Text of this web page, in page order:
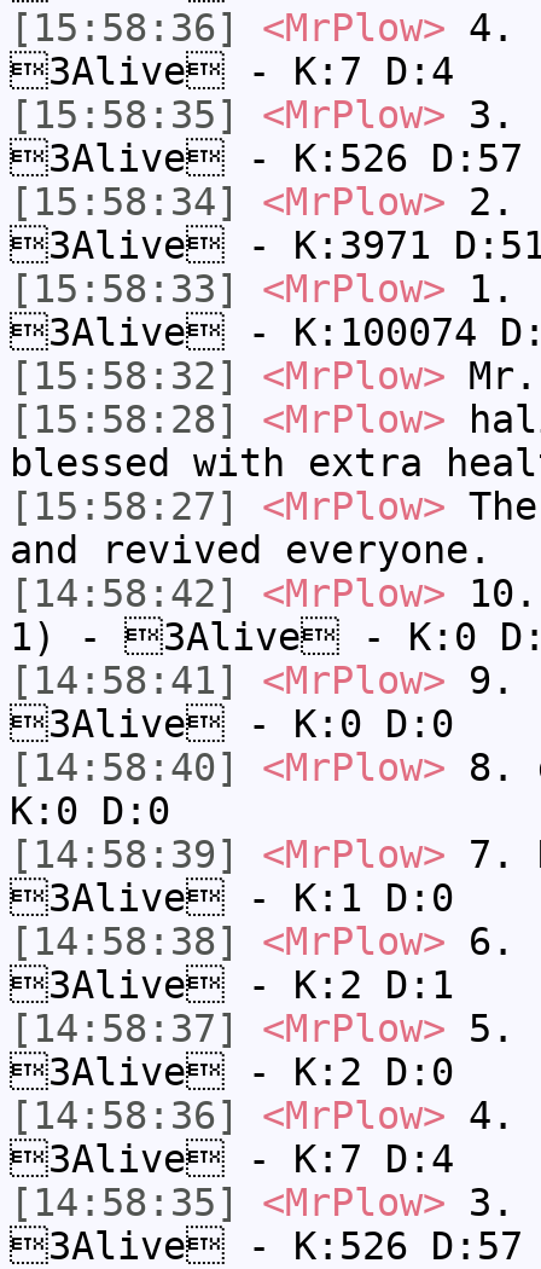
[15:58:36]
<MrPlow> 4.
3Alive - K:7 D:4
[15:58:35]
<MrPlow> 3.
3Alive - K:526 D:57
[15:58:34]
<MrPlow> 2.
3Alive - K:3971
[15:58:33]
<MrPlow> 1.
3Alive - K:100074
[15:58:32]
<MrPlow>
[15:58:28]
<MrPlow>
blessed with extra
[15:58:27]
<MrPlow>
and revived everyone.
[14:58:42]
<MrPlow>
1) - 3Alive - K:0
[14:58:41]
<MrPlow> 9.
3Alive - K:0 D:0
[14:58:40]
<MrPlow> 8.
K:0 D:0
[14:58:39]
<MrPlow> 7.
3Alive - K:1 D:0
[14:58:38]
<MrPlow> 6.
3Alive - K:2 D:1
[14:58:37]
<MrPlow> 5.
3Alive - K:2 D:0
[14:58:36]
<MrPlow> 4.
3Alive - K:7 D:4
[14:58:35]
<MrPlow> 3.
3Alive - K:526 D:57